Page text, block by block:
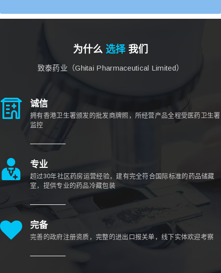
为什么 选择我们
致泰药业（Ghitai Pharmaceutical Limited）
诚信
拥有香港卫生署颁发的批发商牌照，所经营产品全程受医药卫生署
监控
专业
超过30年社区药房运营经验，建有完全符合国际标准的药品储藏
室，提供专业的药品冷藏包装
完备
完善的政府注册资质，完整的进出口报关单，线下实体欢迎考察